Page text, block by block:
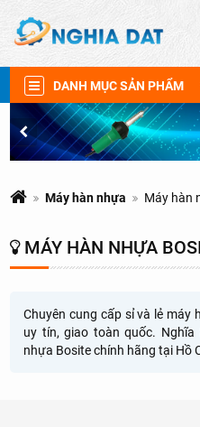
DANH MỤC SẢN PHẨM
Máy hàn nhựa Máy hàn
MÁY HÀN NHỰA
Chuyên cung cấp sỉ và lẻ máy
uy tín, giao toàn quốc.
nhựa Bosite chính hãng tại Hồ